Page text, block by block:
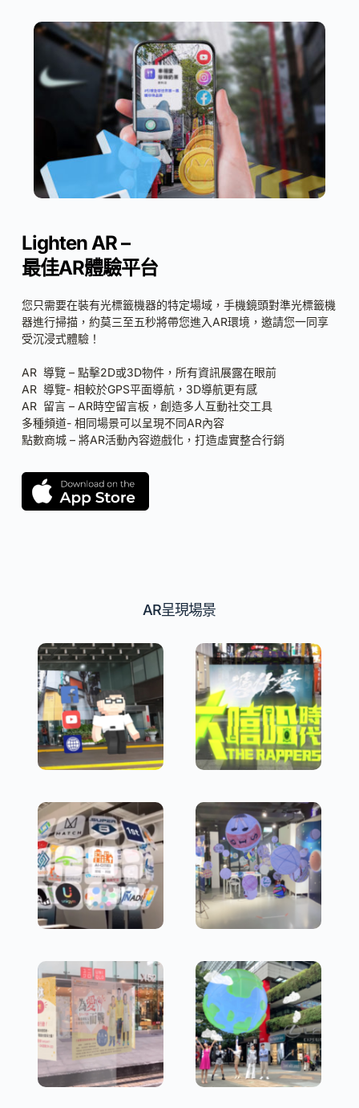
Lighten AR –
最佳AR體驗平台
您只需要在裝有光標籤機器的特定場域，手機鏡頭對準光標籤機
器進行掃描，約莫三至五秒將帶您進入AR環境，邀請您一同享
受沉浸式體驗！
AR  導覽 – 點擊2D或3D物件，所有資訊展露在眼前
AR  導覽- 相較於GPS平面導航，3D導航更有感
AR  留言 – AR時空留言板，創造多人互動社交工具
多種頻道- 相同場景可以呈現不同AR內容
點數商城 – 將AR活動內容遊戲化，打造虛實整合行銷
AR呈現場景